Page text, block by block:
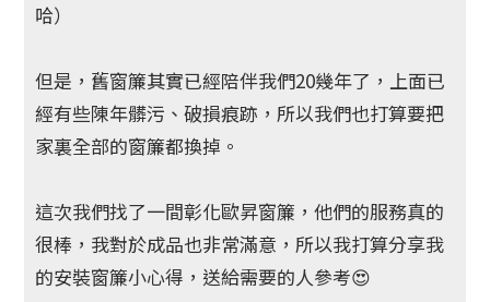
哈）
但是，舊窗簾其實已經陪伴我們20幾年了，上面已
經有些陳年髒污、破損痕跡，所以我們也打算要把
家裏全部的窗簾都換掉。
這次我們找了一間彰化歐昇窗簾，他們的服務真的
很棒，我對於成品也非常滿意，所以我打算分享我
的安裝窗簾小心得，送給需要的人參考😍